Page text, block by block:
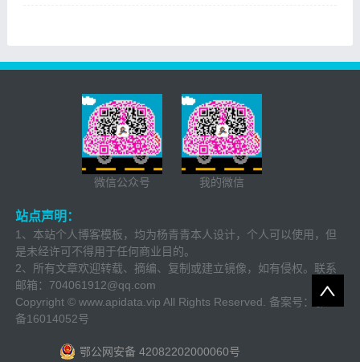
微信公众号 我的微信
站点声明：
1、本站个人博客模板，均为杨青青本人设计，个人可以使用，但
是未经许可不得用于任何商业目的。
2、所有文章欢迎转载、摘编、复制或建立镜像，如有侵权。联系
邮箱： 704061912@qq.com
Copyright © www.apidata.vip All Rights Reserved. 备案号：
备16014052号
鄂公网安备 42082202000060号